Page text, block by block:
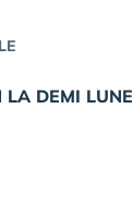
DEMI LUNE